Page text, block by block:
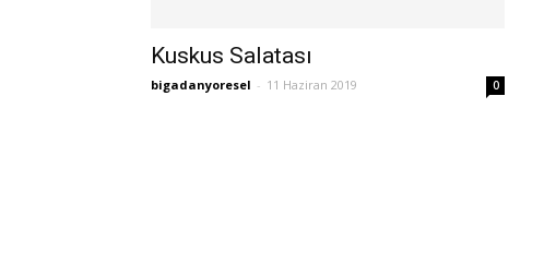
Kuskus Salatası
bigadanyoresel - 11 Haziran 2019 0